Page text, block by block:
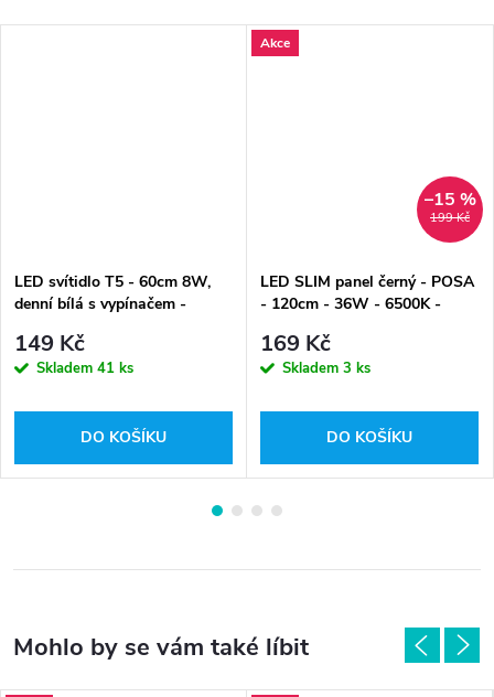
LED svítidlo T5 - 60cm 8W,
denní bílá s vypínačem -
149 Kč
Skladem 41 ks
DO KOŠÍKU
Akce
199 Kč
–15 %
LED SLIM panel černý - POSA
- 120cm - 36W - 6500K -
169 Kč
Skladem 3 ks
DO KOŠÍKU